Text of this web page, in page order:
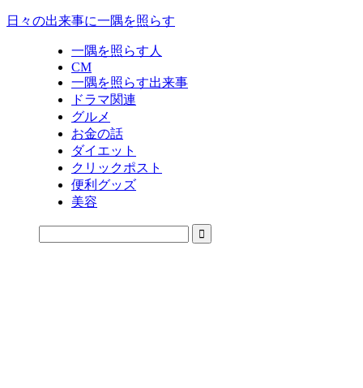
日々の出来事に一隅を照らす
一隅を照らす人
CM
一隅を照らす出来事
ドラマ関連
グルメ
お金の話
ダイエット
クリックポスト
便利グッズ
美容